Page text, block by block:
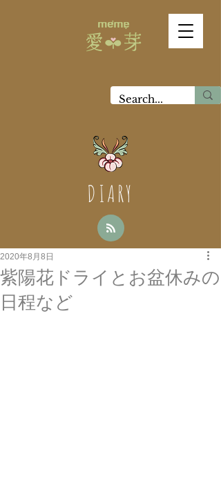
DIARY
紫陽花ドライとお盆休みの
日程など
2020年8月8日